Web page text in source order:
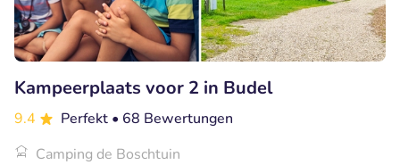
Kampeerplaats voor 2 in Budel
9.4 Perfekt • 68 Bewertungen
Camping de Boschtuin